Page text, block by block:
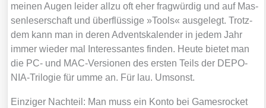
mei­nen Augen lei­der all­zu oft eher frag­wür­dig und auf Mas­
sen­le­ser­schaft und über­flüs­si­ge »Tools« aus­ge­legt. Trotz­
dem kann man in deren Advents­ka­len­der in jedem Jahr
immer wie­der mal Inter­es­san­tes fin­den. Heu­te bie­tet man
die PC- und MAC-Ver­sio­nen des ers­ten Teils der DEPO­
NIA-Tri­lo­gie für umme an. Für lau. Umsonst.
Ein­zi­ger Nach­teil: Man muss ein Kon­to bei Games­ro­cket